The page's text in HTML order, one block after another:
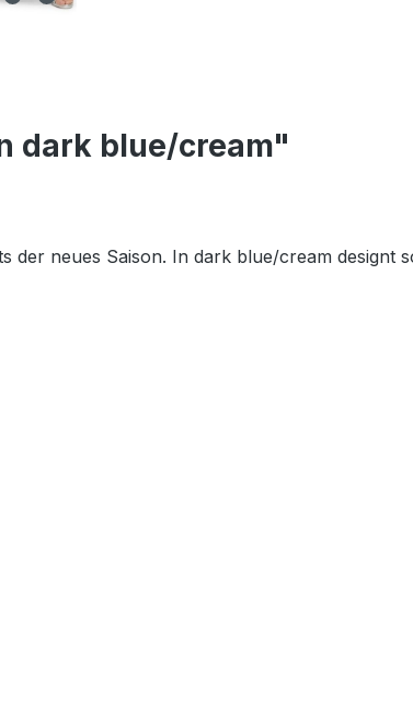
dark blue/cream"
neues Saison. In dark blue/cream designt